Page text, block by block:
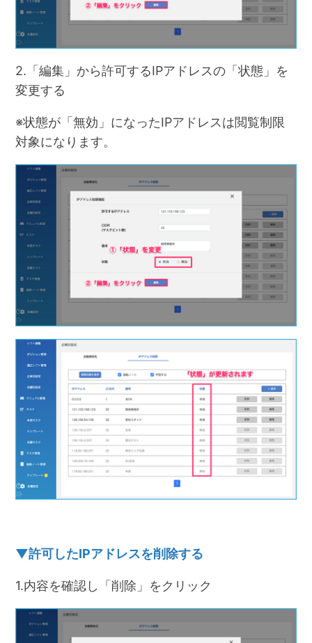
2.「編集」から許可するIPアドレスの「状態」を
変更する
※状態が「無効」になったIPアドレスは閲覧制限
対象になります。
▼許可したIPアドレスを削除する
1.内容を確認し「削除」をクリック